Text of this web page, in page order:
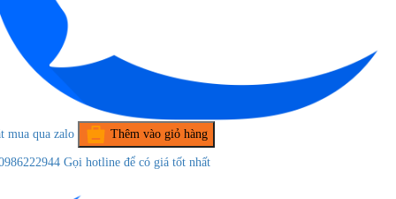
mua qua zalo Thêm vào giỏ hàng
Gọi hotline để có giá tốt nhất